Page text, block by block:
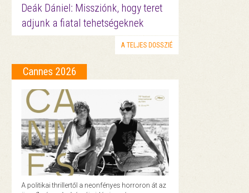
Deák Dániel: Missziónk, hogy teret
adjunk a fiatal tehetségeknek
A TELJES DOSSZIÉ
Cannes 2026
A politikai thrillertől a neonfényes horroron át az